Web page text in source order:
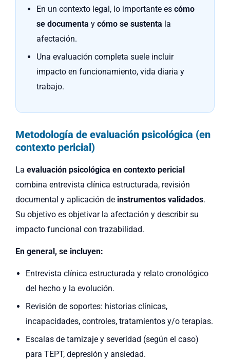
En un contexto legal, lo importante es cómo
se documenta y cómo se sustenta la
afectación.
Una evaluación completa suele incluir
impacto en funcionamiento, vida diaria y
trabajo.
Metodología de evaluación psicológica (en
contexto pericial)
La evaluación psicológica en contexto pericial
combina entrevista clínica estructurada, revisión
documental y aplicación de instrumentos validados.
Su objetivo es objetivar la afectación y describir su
impacto funcional con trazabilidad.
En general, se incluyen:
Entrevista clínica estructurada y relato cronológico
del hecho y la evolución.
Revisión de soportes: historias clínicas,
incapacidades, controles, tratamientos y/o terapias.
Escalas de tamizaje y severidad (según el caso)
para TEPT, depresión y ansiedad.